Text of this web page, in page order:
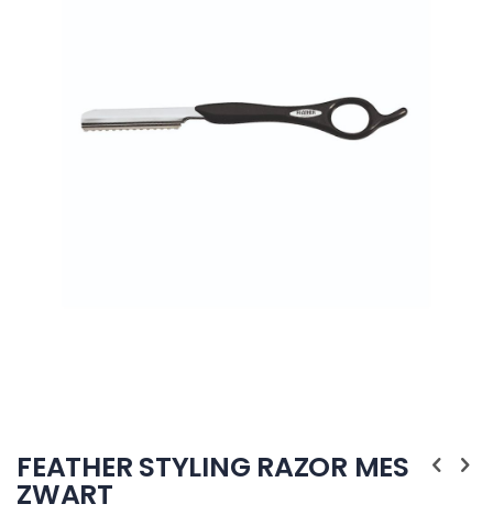
naar
het
begin
FEATHER STYLING RAZOR MES
ZWART